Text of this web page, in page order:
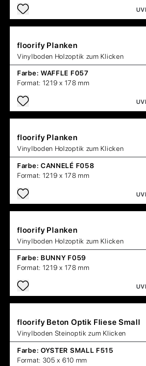
floorify Planken
Vinylboden Holzoptik zum Klicken
Farbe: WAFFLE F057
Format: 1219 x 178 mm
floorify Planken
Vinylboden Holzoptik zum Klicken
Farbe: CANNELÉ F058
Format: 1219 x 178 mm
floorify Planken
Vinylboden Holzoptik zum Klicken
Farbe: BUNNY F059
Format: 1219 x 178 mm
floorify Beton Optik Fliese Small
Vinylboden Steinoptik zum Klicken
Farbe: OYSTER SMALL F515
Format: 305 x 610 mm